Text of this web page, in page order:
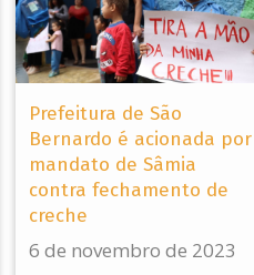
Prefeitura de São
Bernardo é acionada por
mandato de Sâmia
contra fechamento de
creche
6 de novembro de 2023